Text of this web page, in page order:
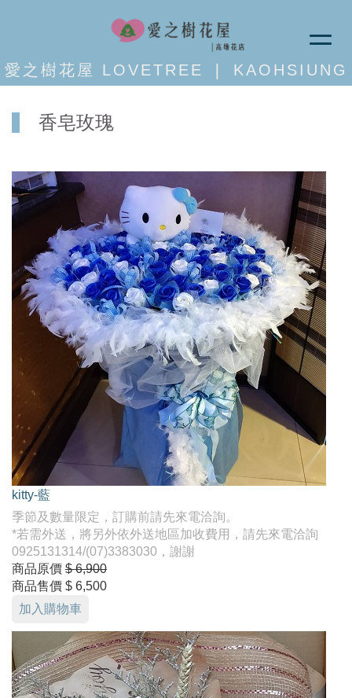
愛之樹花屋 LOVETREE ❘ KAOHSIUNG
香皂玫瑰
kitty-藍
季節及數量限定，訂購前請先來電洽詢。
*若需外送，將另外依外送地區加收費用，請先來電洽詢
0925131314/(07)3383030，謝謝
商品原價 $ 6,900
商品售價 $ 6,500
加入購物車